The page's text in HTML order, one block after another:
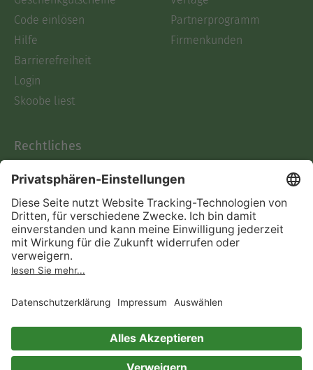
Code einlösen
Hilfe
Barrierefreiheit
Login
Skoobe liest
Partnerprogramm
Firmenkunden
Rechtliches
AGB
Informationen nach Data
Act
Verträge hier kündigen
Impressum
Immer ein gutes Buch